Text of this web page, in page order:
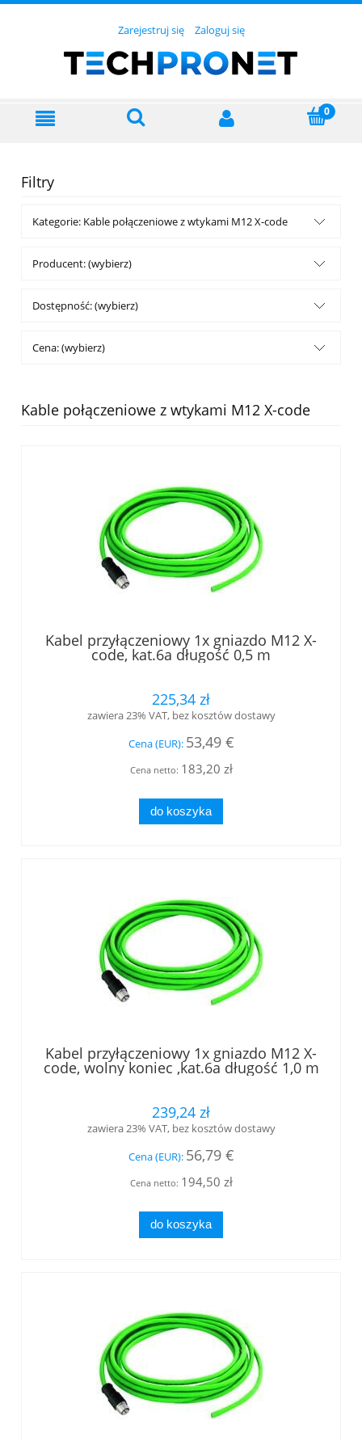
Zarejestruj się Zaloguj się
Filtry
Kategorie: Kable połączeniowe z wtykami M12 X-code
Producent: (wybierz)
Dostępność: (wybierz)
Cena: (wybierz)
Kable połączeniowe z wtykami M12 X-code
Kabel przyłączeniowy 1x gniazdo M12 X-
code, kat.6a długość 0,5 m
(L84500A0000)
225,34 zł
zawiera 23% VAT, bez kosztów dostawy
Cena (EUR): 53,49 €
Cena netto: 183,20 zł
do koszyka
Kabel przyłączeniowy 1x gniazdo M12 X-
code, wolny koniec ,kat.6a długość 1,0 m
239,24 zł
zawiera 23% VAT, bez kosztów dostawy
Cena (EUR): 56,79 €
Cena netto: 194,50 zł
do koszyka